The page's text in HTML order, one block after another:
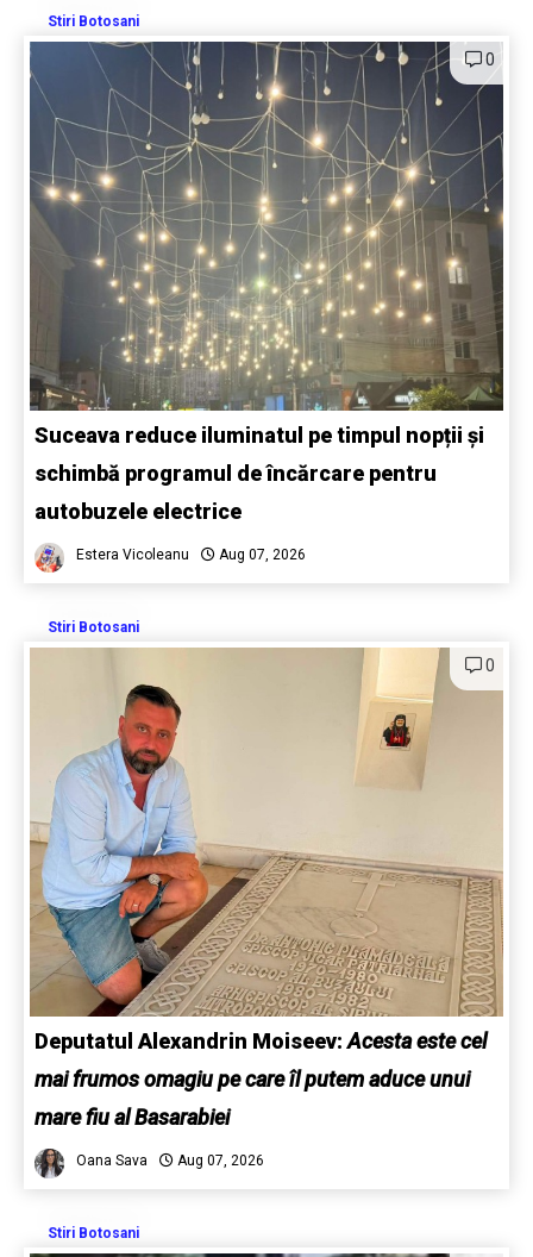
Stiri Botosani
0
Suceava reduce iluminatul pe timpul nopții și
schimbă programul de încărcare pentru
autobuzele electrice
Estera Vicoleanu Aug 07, 2026
Stiri Botosani
0
Deputatul Alexandrin Moiseev:Acesta este cel
mai frumos omagiu pe care îl putem aduce unui
mare fiu al Basarabiei
Oana Sava Aug 07, 2026
Stiri Botosani